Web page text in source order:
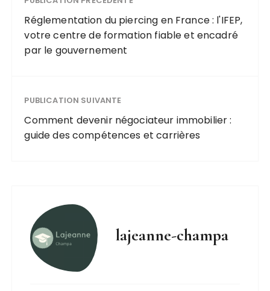
Réglementation du piercing en France : l'IFEP,
votre centre de formation fiable et encadré
par le gouvernement
PUBLICATION SUIVANTE
Comment devenir négociateur immobilier :
guide des compétences et carrières
lajeanne-champa